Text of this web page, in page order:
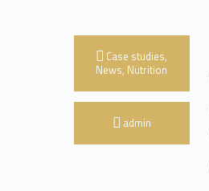
Categorized in:
Case studies,
News, Nutrition
Written by:
admin